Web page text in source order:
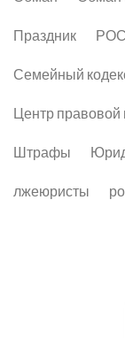
Праздник
Семейный
Центр
Штрафы
лжеюристы